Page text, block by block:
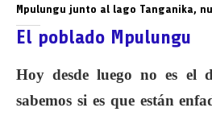
Mpulungu junto al lago Tanganika,
El poblado Mpulungu
Hoy desde luego no es el
sabemos si es que están